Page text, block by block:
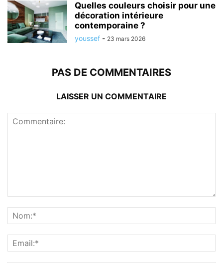
Quelles couleurs choisir pour une
décoration intérieure
contemporaine ?
youssef - 23 mars 2026
PAS DE COMMENTAIRES
LAISSER UN COMMENTAIRE